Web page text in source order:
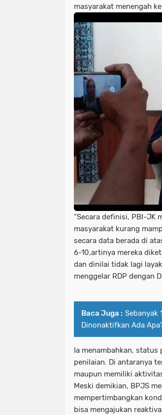
masyarakat menengah
“Secara definisi, PBI-JK
masyarakat kurang
secara data berada di
6-10,artinya mereka
dan dinilai tidak lagi
menggelar RDP dengan
Baca Juga : Sebanyak
Dinonaktifkan Ada
Ia menambahkan,
penilaian. Di antaranya
maupun memiliki
Meski demikian, BPJS
mempertimbangkan
bisa mengajukan